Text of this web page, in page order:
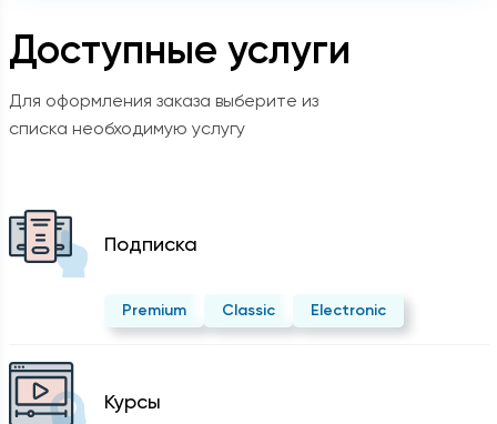
Доступные услуги
Для оформления заказа выберите из
списка необходимую услугу
Подписка
Premium Classic Electronic
Курсы